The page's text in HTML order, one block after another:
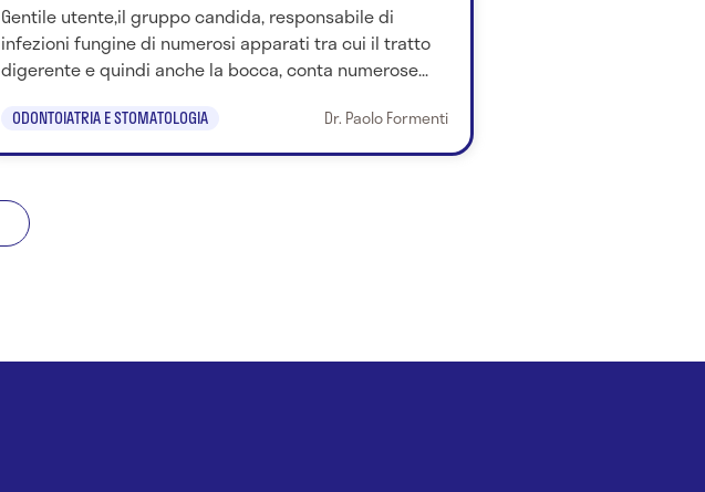
Gentile utente,il gruppo candida, responsabile di
infezioni fungine di numerosi apparati tra cui il tratto
digerente e quindi anche la bocca, conta numerose...
ODONTOIATRIA E STOMATOLOGIA Dr. Paolo Formenti